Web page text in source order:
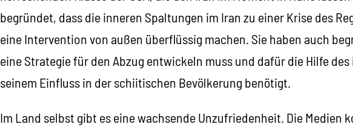
begründet, dass die inneren Spaltungen im Iran zu einer Krise des
eine Intervention von außen überflüssig machen. Sie haben auch
eine Strategie für den Abzug entwickeln muss und dafür die Hilfe
seinem Einfluss in der schiitischen Bevölkerung benötigt.
Im Land selbst gibt es eine wachsende Unzufriedenheit. Die Medien